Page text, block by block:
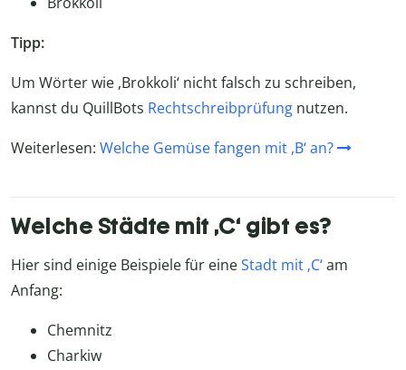
Tipp:
Um Wörter wie ,Brokkoli‘ nicht falsch zu schreiben,
kannst du QuillBots Rechtschreibprüfung nutzen.
Weiterlesen: Welche Gemüse fangen mit ,B‘ an?
Welche Städte mit ‚C‘ gibt es?
Hier sind einige Beispiele für eineStadt mit ‚C‘am
Anfang:
Chemnitz
Charkiw